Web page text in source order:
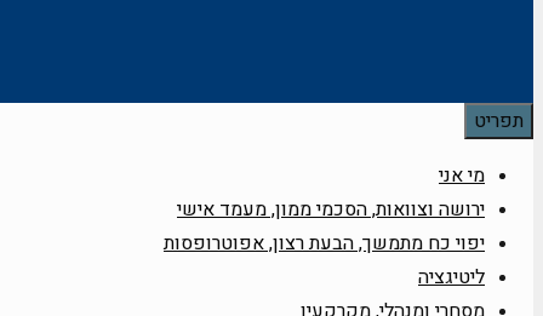
תפריט
מי אני
ירושה וצוואות, הסכמי ממון, מעמד אישי
יפוי כח מתמשך, הבעת רצון, אפוטרופסות
ליטיגציה